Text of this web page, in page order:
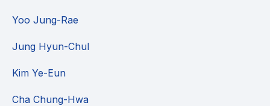
Yoo Jung-Rae
Jung Hyun-Chul
Kim Ye-Eun
Cha Chung-Hwa